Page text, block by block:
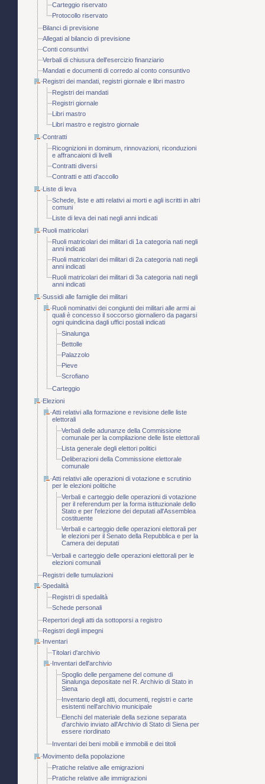
Carteggio riservato
Protocollo riservato
Bilanci di previsione
Allegati al bilancio di previsione
Conti consuntivi
Verbali di chiusura dell'esercizio finanziario
Mandati e documenti di corredo al conto consuntivo
Registri dei mandati, registri giornale e libri mastro
Registri dei mandati
Registri giornale
Libri mastro
Libri mastro e registro giornale
Contratti
Ricognizioni in dominum, rinnovazioni, riconduzioni
e affrancaioni di livelli
Contratti diversi
Contratti e atti d'accollo
Liste di leva
Schede, liste e atti relativi ai morti e agli iscritti in altri
comuni
Liste di leva dei nati negli anni indicati
Ruoli matricolari
Ruoli matricolari dei militari di 1a categoria nati negli
anni indicati
Ruoli matricolari dei militari di 2a categoria nati negli
anni indicati
Ruoli matricolari dei militari di 3a categoria nati negli
anni indicati
Sussidi alle famiglie dei militari
Ruoli nominativi dei congiunti dei militari alle armi ai
quali è concesso il soccorso giornaliero da pagarsi
ogni quindicina dagli uffici postali indicati
Sinalunga
Bettolle
Palazzolo
Pieve
Scrofiano
Carteggio
Elezioni
Atti relativi alla formazione e revisione delle liste
elettorali
Verbali delle adunanze della Commissione
comunale per la compilazione delle liste elettorali
Lista generale degli elettori politici
Deliberazioni della Commissione elettorale
comunale
Atti relativi alle operazioni di votazione e scrutinio
per le elezioni politiche
Verbali e carteggio delle operazioni di votazione
per il referendum per la forma istituzionale dello
Stato e per l'elezione dei deputati all'Assemblea
costituente
Verbali e carteggio delle operazioni elettorali per
le elezioni per il Senato della Repubblica e per la
Camera dei deputati
Verbali e carteggio delle operazioni elettorali per le
elezioni comunali
Registri delle tumulazioni
Spedalità
Registri di spedalità
Schede personali
Repertori degli atti da sottoporsi a registro
Registri degli impegni
Inventari
Titolari d'archivio
Inventari dell'archivio
Spoglio delle pergamene del comune di
Sinalunga depositate nel R. Archivio di Stato in
Siena
Inventario degli atti, documenti, registri e carte
esistenti nell'archivio municipale
Elenchi del materiale della sezione separata
d'archivio inviato all'Archivio di Stato di Siena per
essere riordinato
Inventari dei beni mobili e immobili e dei titoli
Movimento della popolazione
Pratiche relative alle emigrazioni
Pratiche relative alle immigrazioni